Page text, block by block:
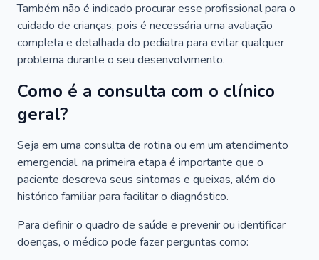
Também não é indicado procurar esse profissional para o
cuidado de crianças, pois é necessária uma avaliação
completa e detalhada do pediatra para evitar qualquer
problema durante o seu desenvolvimento.
Como é a consulta com o clínico
geral?
Seja em uma consulta de rotina ou em um atendimento
emergencial, na primeira etapa é importante que o
paciente descreva seus sintomas e queixas, além do
histórico familiar para facilitar o diagnóstico.
Para definir o quadro de saúde e prevenir ou identificar
doenças, o médico pode fazer perguntas como: